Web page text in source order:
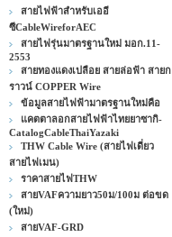
สายไฟฟ้าสำหรับเออี
ซีCableWireforAEC
สายไฟรุ่นมาตรฐานใหม่ มอก.11-
2553
สายทองแดงเปลือย สายล่อฟ้า สายก
ราวน์ COPPER Wire
ข้อมูลสายไฟฟ้ามาตรฐานใหม่คือ
แคตตาลอกสายไฟฟ้าไทยยาซากิ-
CatalogCableThaiYazaki
THW Cable Wire (สายไฟเดี่ยว
สายไฟเมน)
ราคาสายไฟTHW
สายVAFความยาว50ม/100ม ต่อขด
(ใหม่)
สายVAF-GRD